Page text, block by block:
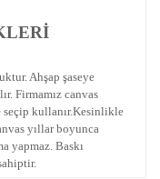
Ahşap şaseye
Firmamız canvas
kullanır.Kesinlikle
yıllar boyunca
yapmaz. Baskı